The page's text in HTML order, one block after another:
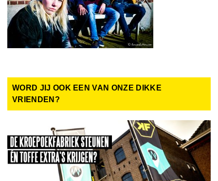
WORD JIJ OOK EEN VAN ONZE DIKKE
VRIENDEN?